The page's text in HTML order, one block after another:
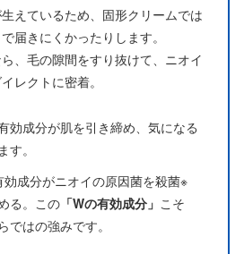
えているため、固形クリームでは
届きにくかったりします。
、毛の隙間をすり抜けて、ニオイ
レクトに密着。
効成分が肌を引き締め、気になる
。
効成分がニオイの原因菌を殺菌※
る。この「Wの有効成分」 こそ
ではの強みです。